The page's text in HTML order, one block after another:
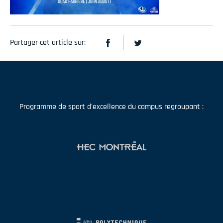
Partager cet article sur:
Programme de sport d'excellence du campus regroupant :